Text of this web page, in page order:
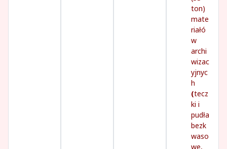
ton)
mate
riałó
w
archi
wizac
yjnyc
h
(tecz
ki i
pudła
bezk
waso
we,